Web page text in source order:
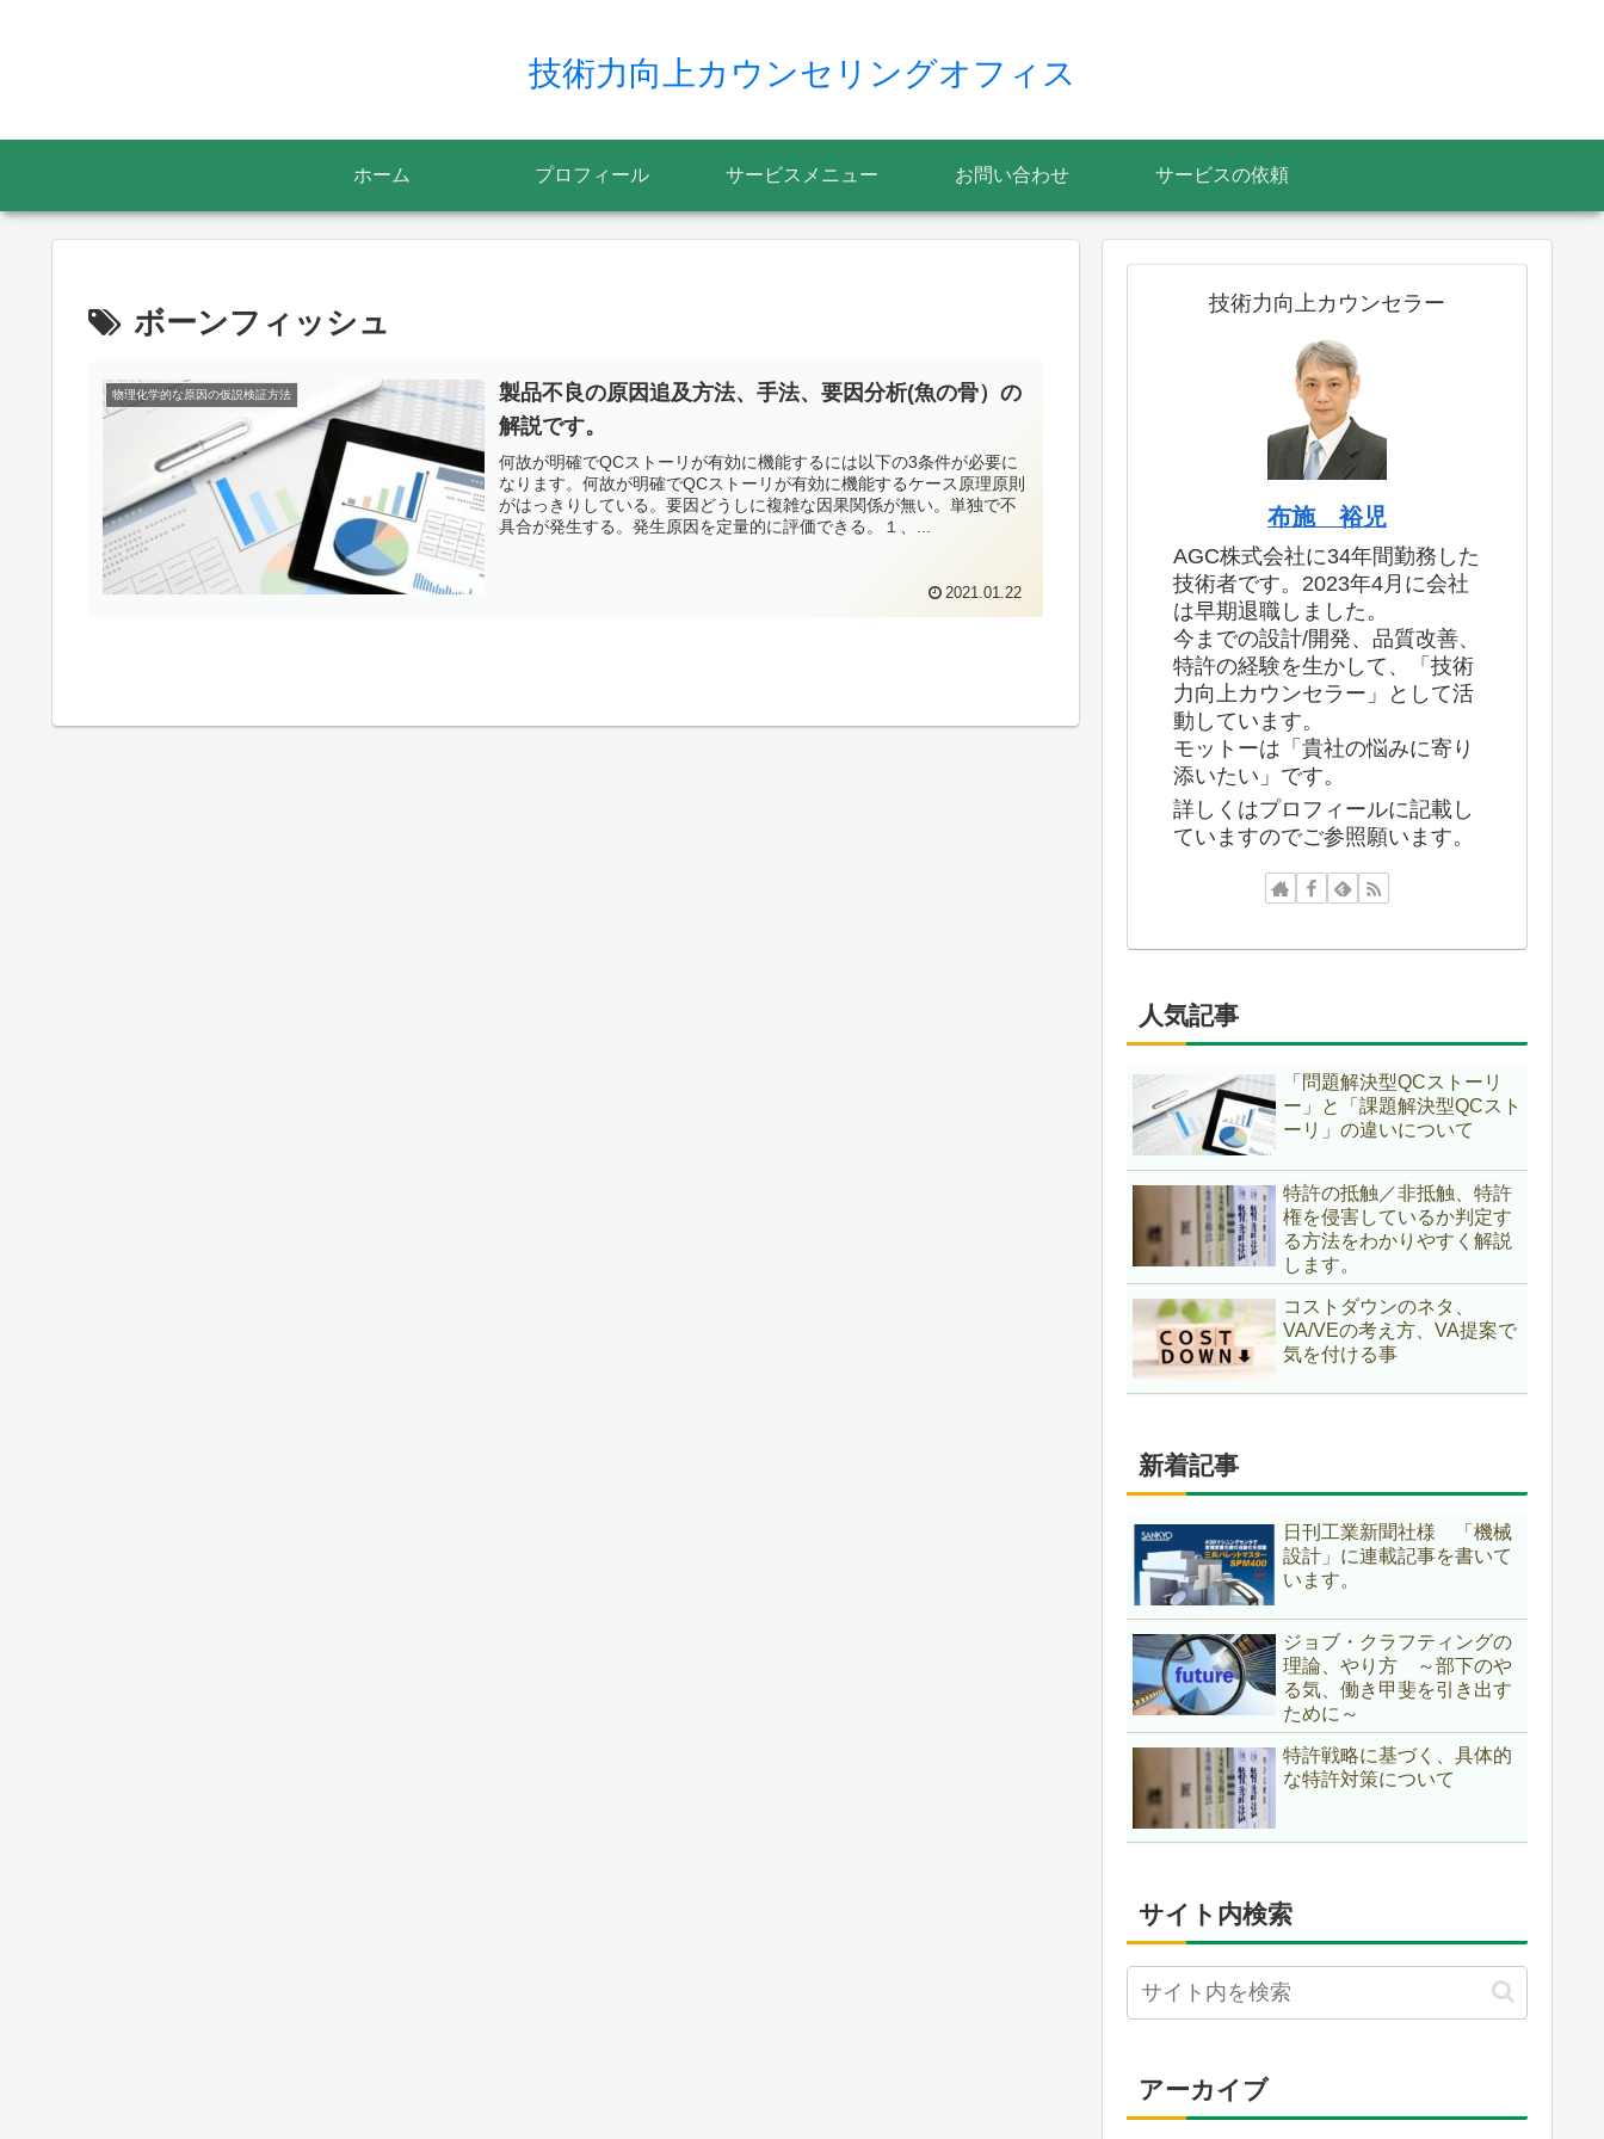
技術力向上カウンセリングオフィス
ホーム プロフィール サービスメニュー お問い合わせ サービスの依頼
ボーンフィッシュ
物理化学的な原因の仮説検証方法
製品不良の原因追及方法、手法、要因分析(魚の骨）の
解説です。
何故が明確でQCストーリが有効に機能するには以下の3条件が必要に
なります。何故が明確でQCストーリが有効に機能するケース原理原則
がはっきりしている。要因どうしに複雑な因果関係が無い。単独で不
具合が発生する。発生原因を定量的に評価できる。１、...
2021.01.22
技術力向上カウンセラー
布施 裕児
AGC株式会社に34年間勤務した
技術者です。2023年4月に会社
は早期退職しました。
今までの設計/開発、品質改善、
特許の経験を生かして、「技術
力向上カウンセラー」として活
動しています。
モットーは「貴社の悩みに寄り
添いたい」です。
詳しくはプロフィールに記載し
ていますのでご参照願います。
人気記事
「問題解決型QCストーリ
ー」と「課題解決型QCスト
ーリ」の違いについて
特許の抵触／非抵触、特許
権を侵害しているか判定す
る方法をわかりやすく解説
します。
コストダウンのネタ、
VA/VEの考え方、VA提案で
気を付ける事
新着記事
日刊工業新聞社様 「機械
設計」に連載記事を書いて
います。
ジョブ・クラフティングの
理論、やり方 ～部下のや
る気、働き甲斐を引き出す
ために～
特許戦略に基づく、具体的
な特許対策について
サイト内検索
アーカイブ